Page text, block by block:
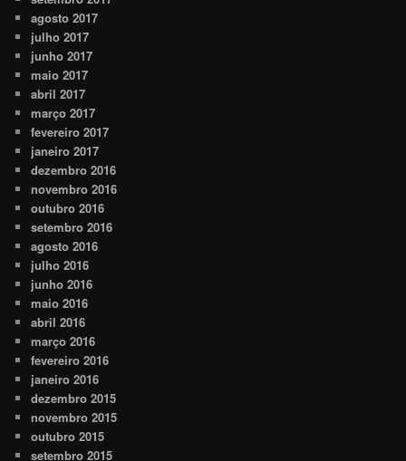
agosto 2017
julho 2017
junho 2017
maio 2017
abril 2017
março 2017
fevereiro 2017
janeiro 2017
dezembro 2016
novembro 2016
outubro 2016
setembro 2016
agosto 2016
julho 2016
junho 2016
maio 2016
abril 2016
março 2016
fevereiro 2016
janeiro 2016
dezembro 2015
novembro 2015
outubro 2015
setembro 2015